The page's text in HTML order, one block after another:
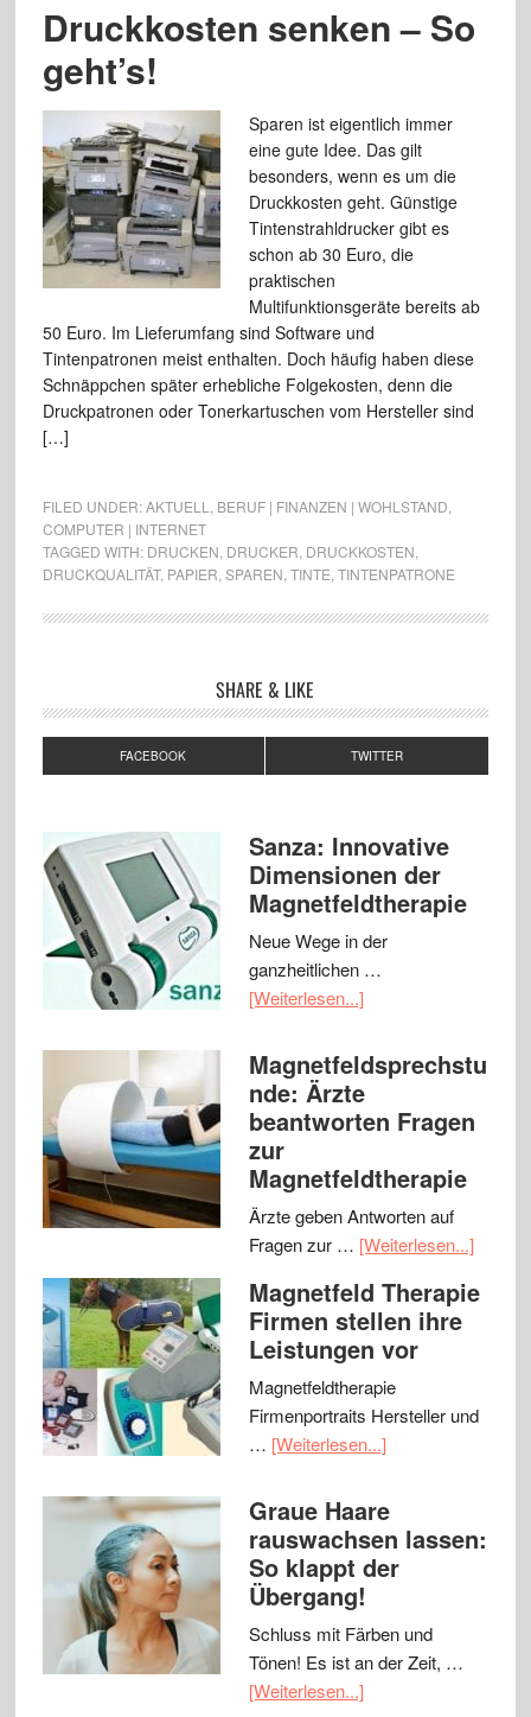
Druckkosten senken – So
geht’s!
Sparen ist eigentlich immer
eine gute Idee. Das gilt
besonders, wenn es um die
Druckkosten geht. Günstige
Tintenstrahldrucker gibt es
schon ab 30 Euro, die
praktischen
Multifunktionsgeräte bereits ab
50 Euro. Im Lieferumfang sind Software und
Tintenpatronen meist enthalten. Doch häufig haben diese
Schnäppchen später erhebliche Folgekosten, denn die
Druckpatronen oder Tonerkartuschen vom Hersteller sind
[…]
FILED UNDER:AKTUELL BERUF | FINANZEN | WOHLSTAND
COMPUTER | INTERNET
TAGGED WITH: DRUCKEN DRUCKER DRUCKKOSTEN
DRUCKQUALITÄT, PAPIER SPAREN TINTE TINTENPATRONE
SHARE & LIKE
FACEBOOK TWITTER
Sanza: Innovative
Dimensionen der
Magnetfeldtherapie
Neue Wege in der
ganzheitlichen …
[Weiterlesen...]
Magnetfeldsprechstu
nde: Ärzte
beantworten Fragen
zur
Magnetfeldtherapie
Ärzte geben Antworten auf
Fragen zur … [Weiterlesen...]
Magnetfeld Therapie
Firmen stellen ihre
Leistungen vor
Magnetfeldtherapie
Firmenportraits Hersteller und
… [Weiterlesen...]
Graue Haare
rauswachsen lassen:
So klappt der
Übergang!
Schluss mit Färben und
Tönen! Es ist an der Zeit, …
[Weiterlesen...]